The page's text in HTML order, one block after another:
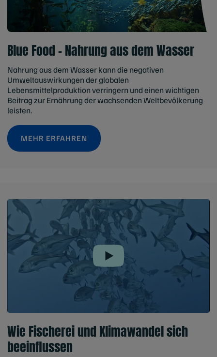
Blue Food - Nahrung aus dem Wasser
Nahrung aus dem Wasser kann die negativen
Umweltauswirkungen der globalen
Lebensmittelproduktion verringern und einen wichtigen
Beitrag zur Ernährung der wachsenden Weltbevölkerung
leisten.
MEHR ERFAHREN
Wie Fischerei und Klimawandel sich
beeinflussen
Play